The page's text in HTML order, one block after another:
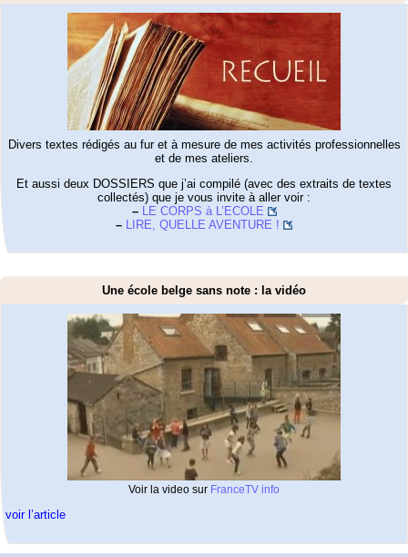
Divers textes rédigés au fur et à mesure de mes activités professionnelles
et de mes ateliers.
Et aussi deux DOSSIERS que j’ai compilé (avec des extraits de textes
collectés) que je vous invite à aller voir :
–
LE CORPS à L’ECOLE
–
LIRE, QUELLE AVENTURE !
Une école belge sans note : la vidéo
Voir la video sur FranceTV info
voir l’article